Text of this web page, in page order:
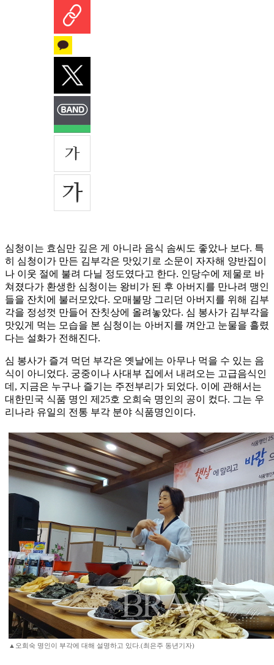
심청이는 효심만 깊은 게 아니라 음식 솜씨도 좋았나 보다. 특
히 심청이가 만든 김부각은 맛있기로 소문이 자자해 양반집이
나 이웃 절에 불려 다닐 정도였다고 한다. 인당수에 제물로 바
쳐졌다가 환생한 심청이는 왕비가 된 후 아버지를 만나려 맹인
들을 잔치에 불러모았다. 오매불망 그리던 아버지를 위해 김부
각을 정성껏 만들어 잔칫상에 올려놓았다. 심 봉사가 김부각을
맛있게 먹는 모습을 본 심청이는 아버지를 껴안고 눈물을 흘렸
다는 설화가 전해진다.
심 봉사가 즐겨 먹던 부각은 옛날에는 아무나 먹을 수 있는 음
식이 아니었다. 궁중이나 사대부 집에서 내려오는 고급음식인
데, 지금은 누구나 즐기는 주전부리가 되었다. 이에 관해서는
대한민국 식품 명인 제25호 오희숙 명인의 공이 컸다. 그는 우
리나라 유일의 전통 부각 분야 식품명인이다.
▲오희숙 명인이 부각에 대해 설명하고 있다.(최은주 동년기자)